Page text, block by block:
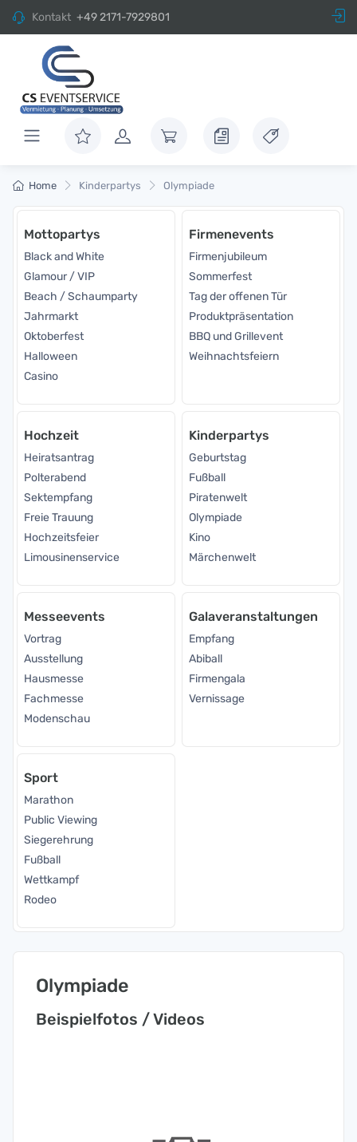
Kontakt +49 2171-7929801
Home Kinderpartys Olympiade
Mottopartys
Black and White
Glamour / VIP
Beach / Schaumparty
Jahrmarkt
Oktoberfest
Halloween
Casino
Firmenevents
Firmenjubileum
Sommerfest
Tag der offenen Tür
Produktpräsentation
BBQ und Grillevent
Weihnachtsfeiern
Hochzeit
Heiratsantrag
Polterabend
Sektempfang
Freie Trauung
Hochzeitsfeier
Limousinenservice
Kinderpartys
Geburtstag
Fußball
Piratenwelt
Olympiade
Kino
Märchenwelt
Messeevents
Vortrag
Ausstellung
Hausmesse
Fachmesse
Modenschau
Galaveranstaltungen
Empfang
Abiball
Firmengala
Vernissage
Sport
Marathon
Public Viewing
Siegerehrung
Fußball
Wettkampf
Rodeo
Olympiade
Beispielfotos / Videos